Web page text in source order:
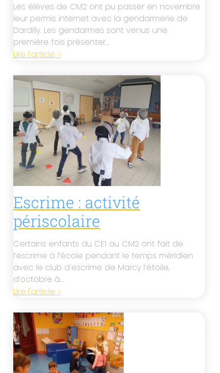
Les élèves de CM2 ont pu passer en novembre
leur permis internet avec la gendarmerie de
Dardilly. Les gendarmes sont venus une
première fois présenter…
Lire l'article >
Escrime : activité
périscolaire
Certains enfants du CE1 au CM2 ont fait de
l’escrime à l’école pendant le temps méridien
avec le club d’escrime de Marcy l’étoile,
d’octobre à…
Lire l'article >